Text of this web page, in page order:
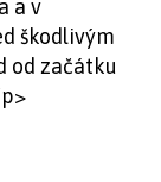
a v
škodlivým
od začátku